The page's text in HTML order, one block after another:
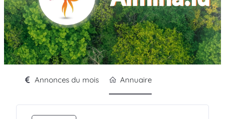
Annonces du mois Annuaire